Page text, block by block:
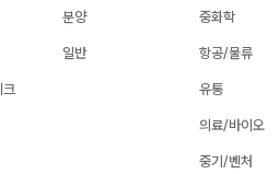
크
분양
일반
중화학
항공/물류
유통
의료/바이오
중기/벤처